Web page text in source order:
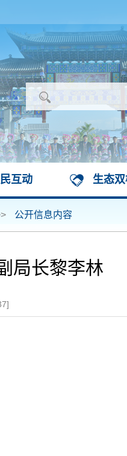
互动 生态双
公开信息内容
局长黎李林
]